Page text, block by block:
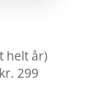
helt år)
299